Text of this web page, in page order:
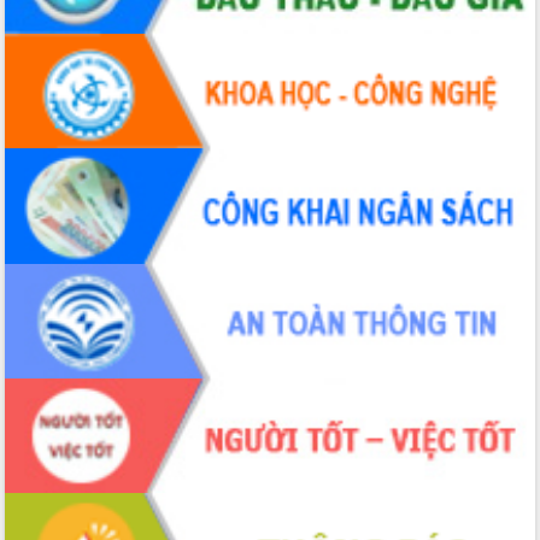
Tháo gỡ những vướng mắc, đẩy mạnh
công tác cải cách thủ tục hành chính
tại Trung tâm Phục vụ hành chính
công tỉnh
Đắk Lắk: Tôn vinh 46 giải pháp tại Hội
thi Sáng tạo Kỹ thuật 2024 - 2025
Đắk Lắk rà soát, điều chỉnh Đề án 190
về phát triển nuôi trồng thủy sản
Phó Chủ tịch UBND tỉnh Đắk Lắk
Trương Công Thái kiểm tra thực địa
Dự án cao tốc Khánh Hòa - Buôn Ma
Thuột
Định vị cà phê Việt Nam như một “di
sản sống” trong dòng chảy toàn cầu
Xây dựng nông thôn mới: Nâng cao đời
sống người dân từ những mô hình thiết
thực
Quyết liệt tháo gỡ vướng mắc, đẩy
nhanh tiến độ các dự án trọng điểm
trong Khu kinh tế Nam Phú Yên